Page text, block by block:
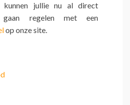
kunnen jullie nu al direct
regelen met een
op onze site.